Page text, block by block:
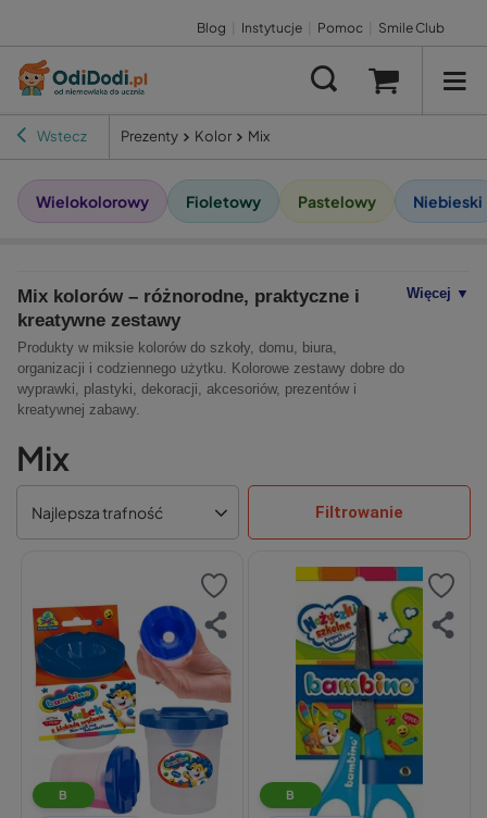
Blog Instytucje Pomoc Smile Club
Wstecz Prezenty Kolor Mix
Wielokolorowy Fioletowy Pastelowy Niebieski
Mix kolorów – różnorodne, praktyczne i
kreatywne zestawy
Produkty w miksie kolorów do szkoły, domu, biura,
organizacji i codziennego użytku. Kolorowe zestawy dobre do
wyprawki, plastyki, dekoracji, akcesoriów, prezentów i
kreatywnej zabawy.
Więcej ▼
Mix
Najlepsza trafność Filtrowanie
B B